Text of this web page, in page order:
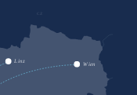
Wien
Linz